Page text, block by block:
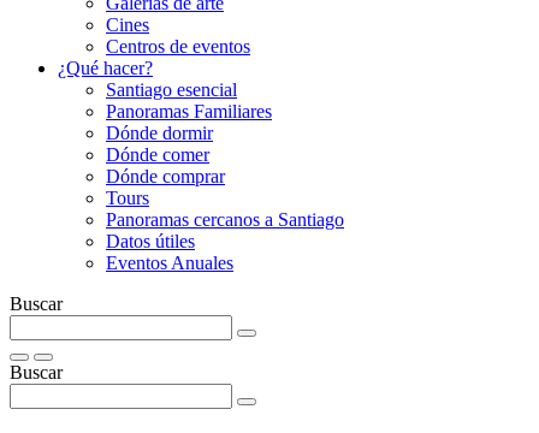
Cines
Centros de eventos
¿Qué hacer?
Santiago esencial
Panoramas Familiares
Dónde dormir
Dónde comer
Dónde comprar
Tours
Panoramas cercanos a Santiago
Datos útiles
Eventos Anuales
Buscar
Buscar